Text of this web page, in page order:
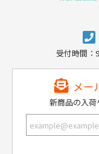
受付時間：
メー
新商品の入